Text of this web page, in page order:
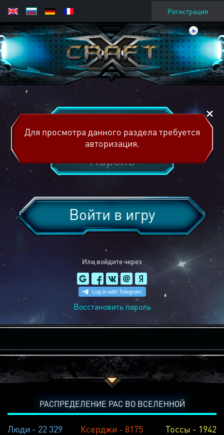
Регистрация
Или войдите через
Войти в игру
Восстановить пароль
Для просмотра данного раздела требуется
авторизация.
РАСПРЕДЕЛЕНИЕ РАС ВО ВСЕЛЕННОЙ
Люди - 22 329 Ксерджи - 8175 Тоссы - 1942